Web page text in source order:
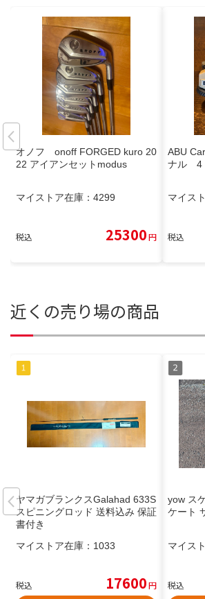
オノフ onoff FORGED kuro 20
22 アイアンセットmodus
マイストア在庫： 4299
税込 25300円
ABU
ナル 4
マイス
税込
近くの売り場の商品
ヤマガブランクスGalahad 633S
スピニングロッド 送料込み 保証
書付き
マイストア在庫： 1033
税込 17600円
yow ス
ケート
マイス
税込